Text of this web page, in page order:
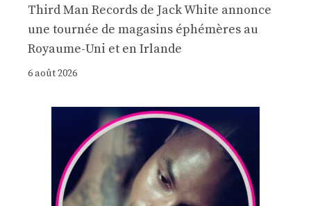
Third Man Records de Jack White annonce
une tournée de magasins éphémères au
Royaume-Uni et en Irlande
6 août 2026